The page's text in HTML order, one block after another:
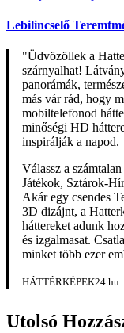
Lebilincselő
"Üdvözöllek a
szárnyalhat!
panorámák,
más vár rád, hogy
mobiltelefonod
minőségi HD
inspirálják a napod.
Válassz a
Játékok, Sztárok-
Akár egy csendes
3D dizájnt, a
háttereket adunk
és izgalmasat.
minket több ezer
HÁTTÉRKÉPEK24.hu
Utolsó